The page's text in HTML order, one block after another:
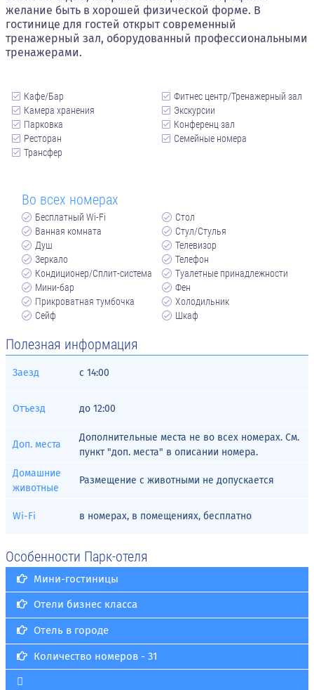
желание быть в хорошей физической форме. В
гостинице для гостей открыт современный
тренажерный зал, оборудованный профессиональными
тренажерами.
Кафе/Бар
Камера хранения
Парковка
Ресторан
Трансфер
Фитнес центр/Тренажерный зал
Экскурсии
Конференц зал
Семейные номера
Во всех номерах
Бесплатный Wi-Fi
Ванная комната
Душ
Зеркало
Кондиционер/Сплит-система
Мини-бар
Прикроватная тумбочка
Сейф
Стол
Стул/Стулья
Телевизор
Телефон
Туалетные принадлежности
Фен
Холодильник
Шкаф
Полезная информация
Заезд с 14:00
Отъезд до 12:00
Доп. места
Дополнительные места не во всех номерах. См.
пункт "доп. места" в описании номера.
Домашние
животные
Размещение с животными не допускается
Wi-Fi в номерах, в помещениях, бесплатно
Особенности Парк-отеля
Мини-гостиницы
Отели бизнес класса
Отель в городе
Количество номеров - 31